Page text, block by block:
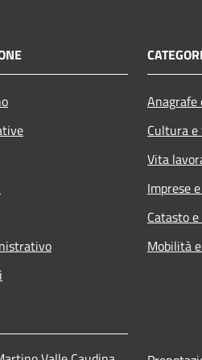
Cultura
Vita
Imprese
Catasto
Mobilità